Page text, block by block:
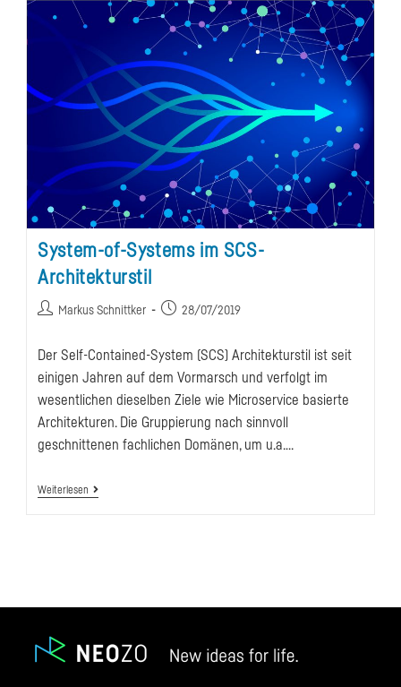
System-of-Systems im SCS-
Architekturstil
Beitrags-Markus Schnittker
Beitrag28/07/2019
Der Self-Contained-System (SCS) Architekturstil ist seit
einigen Jahren auf dem Vormarsch und verfolgt im
wesentlichen dieselben Ziele wie Microservice basierte
Architekturen. Die Gruppierung nach sinnvoll
geschnittenen fachlichen Domänen, um u.a.…
Weiterlesen System-